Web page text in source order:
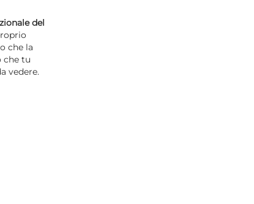
del
che la
che tu
vedere.